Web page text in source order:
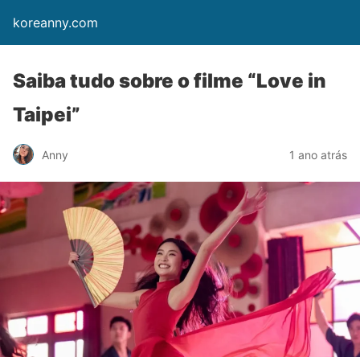
koreanny.com
Saiba tudo sobre o filme “Love in
Taipei”
Anny 1 ano atrás